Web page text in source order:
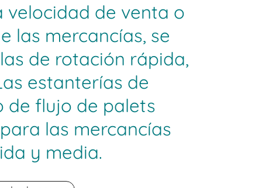
velocidad de venta o
las mercancías, se
de rotación rápida,
estanterías de
de flujo de palets
las mercancías
y media.